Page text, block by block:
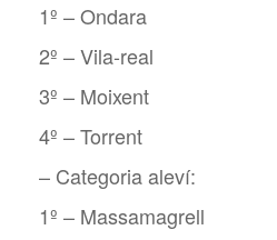
1º – Ondara
2º – Vila-real
3º – Moixent
4º – Torrent
– Categoria aleví:
1º – Massamagrell